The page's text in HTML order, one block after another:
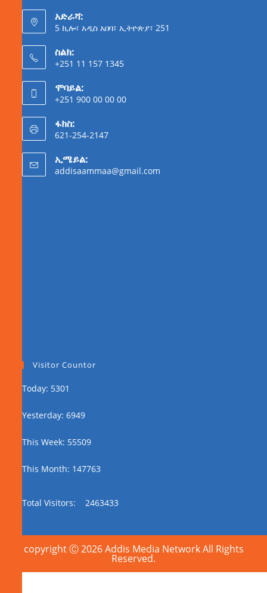
አድራሻ:
5 ኪሎ፣ አዲስ አበባ፣ ኢትዮጵያ፣ 251
ስልክ:
+251 11 157 1345
ሞባይል:
+251 900 00 00 00
ፋክስ:
621-254-2147
ኢሜይል:
addisaammaa@gmail.com
Visitor Countor
Today: 5301
Yesterday: 6949
This Week: 55509
This Month: 147763
Total Visitors: 2463433
copyright Ⓒ 2026 Addis Media Network All Rights
Reserved.